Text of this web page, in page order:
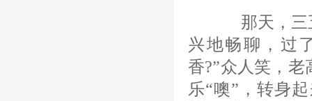
那天，三五
兴地畅聊，过
香?”众人笑，
乐“噢”，转身